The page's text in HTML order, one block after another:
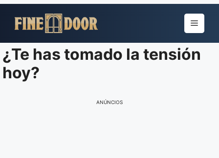
para
conteúdo
Menu
¿Te has tomado la tensión
hoy?
ANÚNCIOS